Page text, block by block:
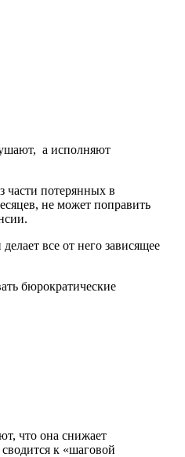
а исполняют
части потерянных в
не может поправить
все от него зависящее
бюрократические
что она снижает
к «шаговой